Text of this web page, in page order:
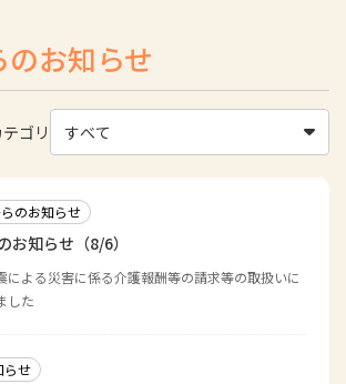
お知らせ
ゴリ すべて
のお知らせ
お知らせ（8/6）
による災害に係る介護報酬等の請求等の取扱いに
した
らせ